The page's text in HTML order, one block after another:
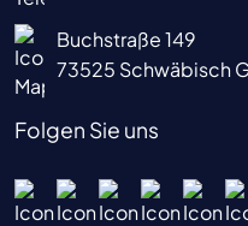
Buchstraße 149
73525 Schwäbisch
Folgen Sie uns